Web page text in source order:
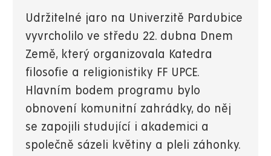
Udržitelné jaro na Univerzitě Pardubice
vyvrcholilo ve středu 22. dubna Dnem
Země, který organizovala Katedra
filosofie a religionistiky FF UPCE.
Hlavním bodem programu bylo
obnovení komunitní zahrádky, do něj
se zapojili studující i akademici a
společně sázeli květiny a pleli záhonky.